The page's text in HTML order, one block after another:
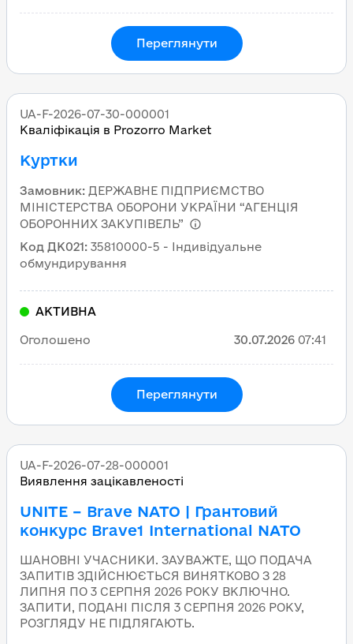
Переглянути
UA-F-2026-07-30-000001
Кваліфікація в Prozorro Market
Куртки
Замовник: ДЕРЖАВНЕ ПІДПРИЄМСТВО
МІНІСТЕРСТВА ОБОРОНИ УКРАЇНИ “АГЕНЦІЯ
ОБОРОННИХ ЗАКУПІВЕЛЬ”
Код ДК021: 35810000-5 - Індивідуальне
обмундирування
АКТИВНА
Оголошено 30.07.2026 07:41
Переглянути
UA-F-2026-07-28-000001
Виявлення зацікавленості
UNITE – Brave NATO | Грантовий
конкурс Brave1 International NATO
ШАНОВНІ УЧАСНИКИ. ЗАУВАЖТЕ, ЩО ПОДАЧА
ЗАПИТІВ ЗДІЙСНЮЄТЬСЯ ВИНЯТКОВО З 28
ЛИПНЯ ПО 3 СЕРПНЯ 2026 РОКУ ВКЛЮЧНО.
ЗАПИТИ, ПОДАНІ ПІСЛЯ 3 СЕРПНЯ 2026 РОКУ,
РОЗГЛЯДУ НЕ ПІДЛЯГАЮТЬ.